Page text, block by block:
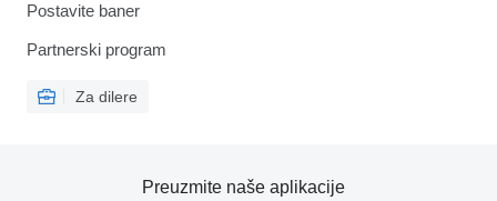
Postavite baner
Partnerski program
Za dilere
Preuzmite naše aplikacije